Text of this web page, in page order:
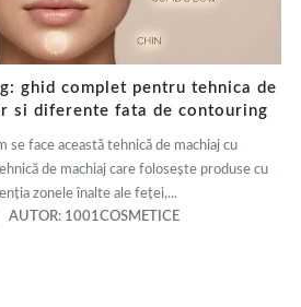
ghid complet pentru tehnica de
si diferente fata de contouring
se face această tehnică de machiaj cu
de machiaj care folosește produse cu
zonele înalte ale feței,...
AUTOR: 1001COSMETICE